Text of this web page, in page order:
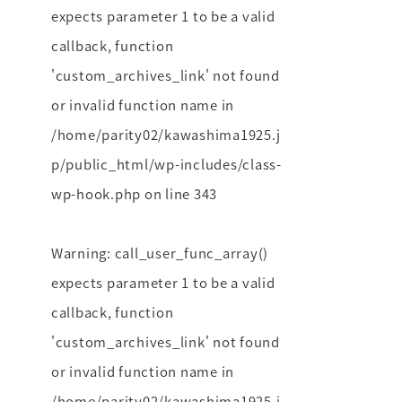
expects parameter 1 to be a valid
callback, function
'custom_archives_link' not found
or invalid function name in
/home/parity02/kawashima1925.j
p/public_html/wp-includes/class-
wp-hook.php on line 343
Warning: call_user_func_array()
expects parameter 1 to be a valid
callback, function
'custom_archives_link' not found
or invalid function name in